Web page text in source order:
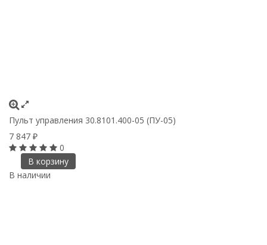
Пульт управления 30.8101.400-05 (ПУ-05)
7 847 ₽
0
В корзину
В наличии